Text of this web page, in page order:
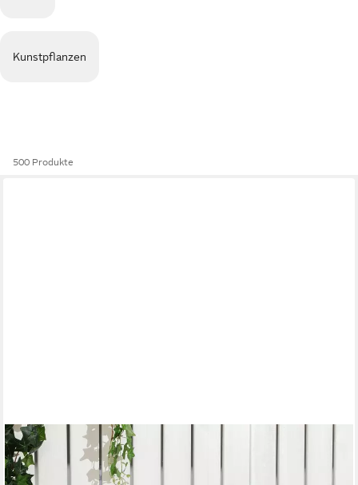
Kunstpflanzen
500 Produkte
OUTSUNNY
Pflanzkübel Pflanzenbehälter für Sukkulenten (Wand-
Pflanzgefäß, 3 St., Blumentöpfe), für Garten, Balkon, Schwarz